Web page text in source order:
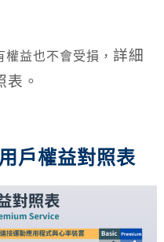
益也不會受損， 詳細
。
戶權益對照表